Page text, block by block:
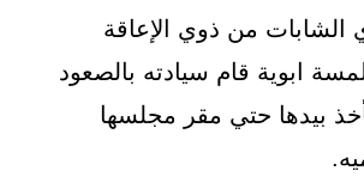
الشابات من ذوي الإعاقة
ابوية قام سيادته بالصعود
بيدها حتي مقر مجلسها